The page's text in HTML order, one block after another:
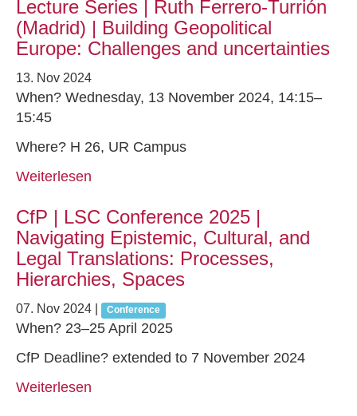
Lecture Series | Ruth Ferrero-Turrión
(Madrid) | Building Geopolitical
Europe: Challenges and uncertainties
13. Nov 2024
When? Wednesday, 13 November 2024, 14:15–
15:45
Where? H 26, UR Campus
Weiterlesen
CfP | LSC Conference 2025 |
Navigating Epistemic, Cultural, and
Legal Translations: Processes,
Hierarchies, Spaces
07. Nov 2024 Conference
When? 23–25 April 2025
CfP Deadline? extended to 7 November 2024
Weiterlesen